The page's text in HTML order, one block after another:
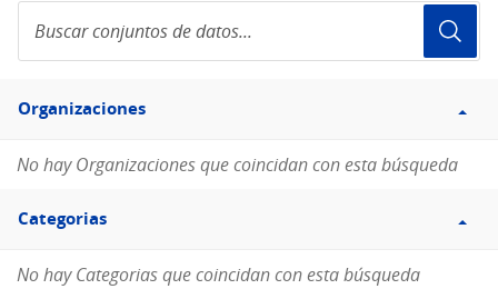
conjuntos
de
Filtro
Organizaciones
Organizaciones
No hay Organizaciones que coincidan con esta búsqueda
Filtro
Categorias
Categorias
No hay Categorias que coincidan con esta búsqueda